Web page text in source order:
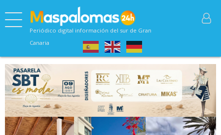
Periódico digital información del sur de Gran
Canaria